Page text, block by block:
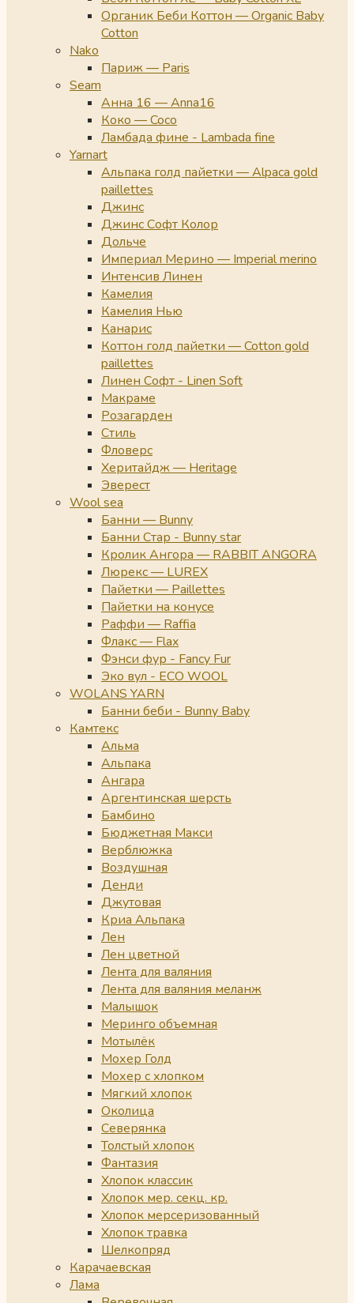
Органик Беби Коттон — Organic Baby
Cotton
Nako
Париж — Paris
Seam
Анна 16 — Anna16
Коко — Coco
Ламбада фине - Lambada fine
Yarnart
Альпака голд пайетки — Alpaca gold
paillettes
Джинс
Джинс Софт Колор
Дольче
Империал Мерино — Imperial merino
Интенсив Линен
Камелия
Камелия Нью
Канарис
Коттон голд пайетки — Cotton gold
paillettes
Линен Софт - Linen Soft
Макраме
Розагарден
Стиль
Фловерс
Херитайдж — Heritage
Эверест
Wool sea
Банни — Bunny
Банни Стар - Bunny star
Кролик Ангора — RABBIT ANGORA
Люрекс — LUREX
Пайетки — Paillettes
Пайетки на конусе
Раффи — Raffia
Флакс — Flax
Фэнси фур - Fancy Fur
Эко вул - ECO WOOL
WOLANS YARN
Банни беби - Bunny Baby
Камтекс
Альма
Альпака
Ангара
Аргентинская шерсть
Бамбино
Бюджетная Макси
Верблюжка
Воздушная
Денди
Джутовая
Криа Альпака
Лен
Лен цветной
Лента для валяния
Лента для валяния меланж
Малышок
Меринго объемная
Мотылёк
Мохер Голд
Мохер с хлопком
Мягкий хлопок
Околица
Северянка
Толстый хлопок
Фантазия
Хлопок классик
Хлопок мер. секц. кр.
Хлопок мерсеризованный
Хлопок травка
Шелкопряд
Карачаевская
Лама